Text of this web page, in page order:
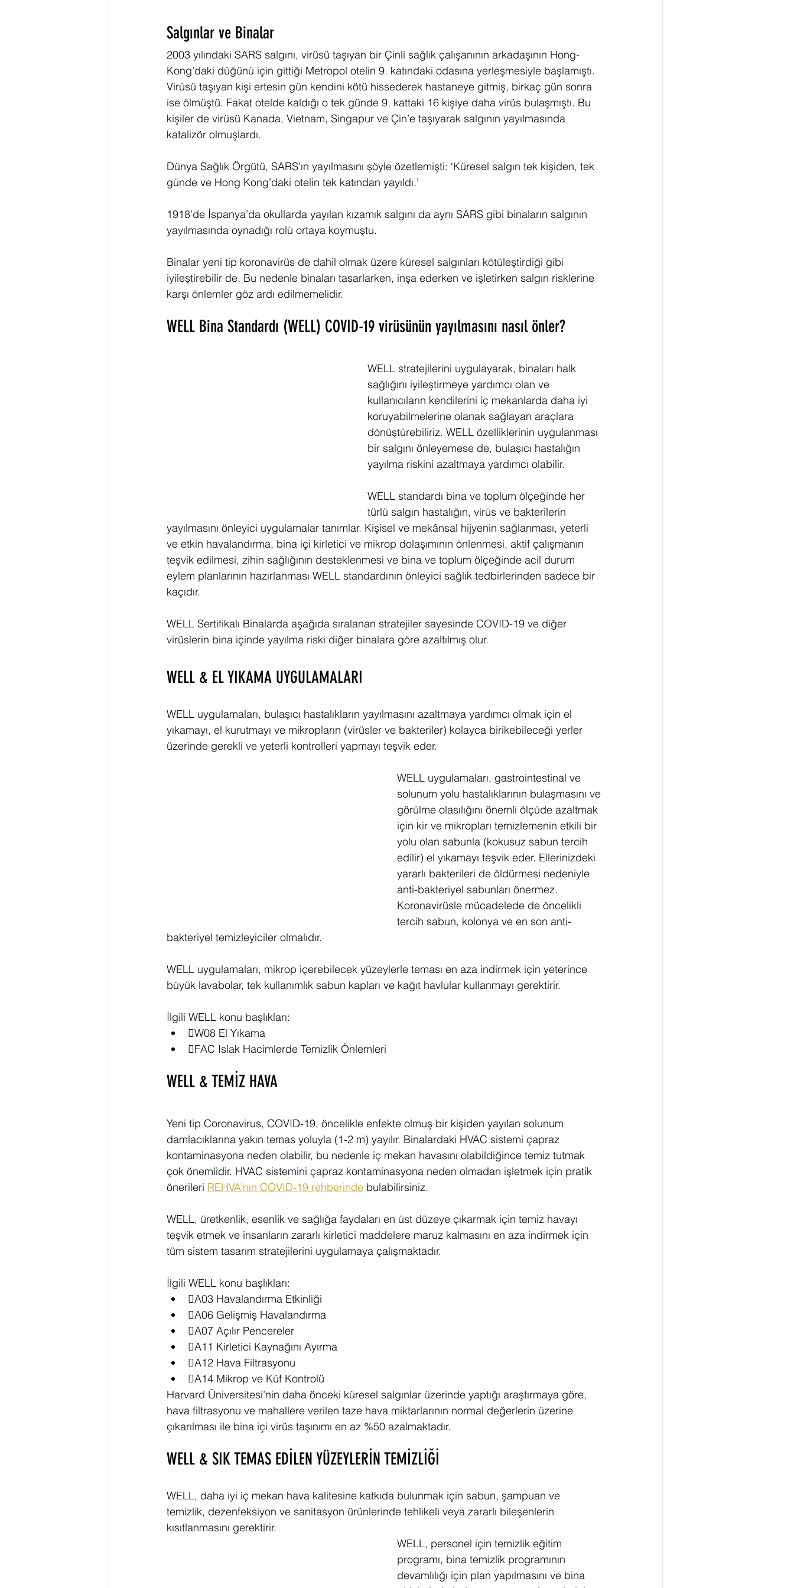
Salgınlar ve Binalar
2003 yılındaki SARS salgını, virüsü taşıyan bir Çinli sağlık çalışanının arkadaşının Hong-
Kong’daki düğünü için gittiği Metropol otelin 9. katındaki odasına yerleşmesiyle başlamıştı.
Virüsü taşıyan kişi ertesin gün kendini kötü hissederek hastaneye gitmiş, birkaç gün sonra
ise ölmüştü. Fakat otelde kaldığı o tek günde 9. kattaki 16 kişiye daha virüs bulaşmıştı. Bu
kişiler de virüsü Kanada, Vietnam, Singapur ve Çin’e taşıyarak salgının yayılmasında
katalizör olmuşlardı.
Dünya Sağlık Örgütü, SARS’ın yayılmasını şöyle özetlemişti: ‘Küresel salgın tek kişiden, tek
günde ve Hong Kong’daki otelin tek katından yayıldı.’
1918'de İspanya’da okullarda yayılan kızamık salgını da aynı SARS gibi binaların salgının
yayılmasında oynadığı rolü ortaya koymuştu.
Binalar yeni tip koronavirüs de dahil olmak üzere küresel salgınları kötüleştirdiği gibi
iyileştirebilir de. Bu nedenle binaları tasarlarken, inşa ederken ve işletirken salgın risklerine
karşı önlemler göz ardı edilmemelidir.
WELL Bina Standardı (WELL) COVID-19 virüsünün yayılmasını nasıl önler?
WELL stratejilerini uygulayarak, binaları halk
sağlığını iyileştirmeye yardımcı olan ve
kullanıcıların kendilerini iç mekanlarda daha iyi
koruyabilmelerine olanak sağlayan araçlara
dönüştürebiliriz. WELL özelliklerinin uygulanması
bir salgını önleyemese de, bulaşıcı hastalığın
yayılma riskini azaltmaya yardımcı olabilir.
WELL standardı bina ve toplum ölçeğinde her
türlü salgın hastalığın, virüs ve bakterilerin
yayılmasını önleyici uygulamalar tanımlar. Kişisel ve mekânsal hijyenin sağlanması, yeterli
ve etkin havalandırma, bina içi kirletici ve mikrop dolaşımının önlenmesi, aktif çalışmanın
teşvik edilmesi, zihin sağlığının desteklenmesi ve bina ve toplum ölçeğinde acil durum
eylem planlarının hazırlanması WELL standardının önleyici sağlık tedbirlerinden sadece bir
kaçıdır.
WELL Sertifikalı Binalarda aşağıda sıralanan stratejiler sayesinde COVID-19 ve diğer
virüslerin bina içinde yayılma riski diğer binalara göre azaltılmış olur.
WELL & EL YIKAMA UYGULAMALARI
WELL uygulamaları, bulaşıcı hastalıkların yayılmasını azaltmaya yardımcı olmak için el
yıkamayı, el kurutmayı ve mikropların (virüsler ve bakteriler) kolayca birikebileceği yerler
üzerinde gerekli ve yeterli kontrolleri yapmayı teşvik eder.
WELL uygulamaları, gastrointestinal ve
solunum yolu hastalıklarının bulaşmasını ve
görülme olasılığını önemli ölçüde azaltmak
için kir ve mikropları temizlemenin etkili bir
yolu olan sabunla (kokusuz sabun tercih
edilir) el yıkamayı teşvik eder. Ellerinizdeki
yararlı bakterileri de öldürmesi nedeniyle
anti-bakteriyel sabunları önermez.
Koronavirüsle mücadelede de öncelikli
tercih sabun, kolonya ve en son anti-
bakteriyel temizleyiciler olmalıdır.
WELL uygulamaları, mikrop içerebilecek yüzeylerle teması en aza indirmek için yeterince
büyük lavabolar, tek kullanımlık sabun kapları ve kağıt havlular kullanmayı gerektirir.
İlgili WELL konu başlıkları:
W08 El Yıkama
FAC Islak Hacimlerde Temizlik Önlemleri
WELL & TEMİZ HAVA
Yeni tip Coronavirus, COVID-19, öncelikle enfekte olmuş bir kişiden yayılan solunum
damlacıklarına yakın temas yoluyla (1-2 m) yayılır. Binalardaki HVAC sistemi çapraz
kontaminasyona neden olabilir, bu nedenle iç mekan havasını olabildiğince temiz tutmak
çok önemlidir. HVAC sistemini çapraz kontaminasyona neden olmadan işletmek için pratik
önerileri REHVA’nın COVID-19 rehberinde bulabilirsiniz.
WELL, üretkenlik, esenlik ve sağlığa faydaları en üst düzeye çıkarmak için temiz havayı
teşvik etmek ve insanların zararlı kirletici maddelere maruz kalmasını en aza indirmek için
tüm sistem tasarım stratejilerini uygulamaya çalışmaktadır.
İlgili WELL konu başlıkları:
A03 Havalandırma Etkinliği
A06 Gelişmiş Havalandırma
A07 Açılır Pencereler
A11 Kirletici Kaynağını Ayırma
A12 Hava Filtrasyonu
A14 Mikrop ve Küf Kontrolü
Harvard Üniversitesi’nin daha önceki küresel salgınlar üzerinde yaptığı araştırmaya göre,
hava filtrasyonu ve mahallere verilen taze hava miktarlarının normal değerlerin üzerine
çıkarılması ile bina içi virüs taşınımı en az %50 azalmaktadır.
WELL & SIK TEMAS EDİLEN YÜZEYLERİN TEMİZLİĞİ
WELL, daha iyi iç mekan hava kalitesine katkıda bulunmak için sabun, şampuan ve
temizlik, dezenfeksiyon ve sanitasyon ürünlerinde tehlikeli veya zararlı bileşenlerin
kısıtlanmasını gerektirir.
WELL, personel için temizlik eğitim
programı, bina temizlik programının
devamlılığı için plan yapılmasını ve bina